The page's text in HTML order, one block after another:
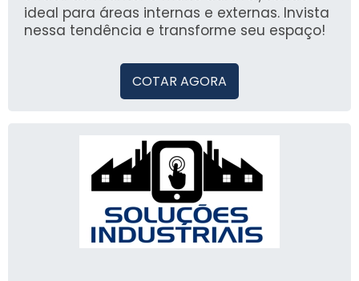
ideal para áreas internas e externas. Invista
nessa tendência e transforme seu espaço!
COTAR AGORA